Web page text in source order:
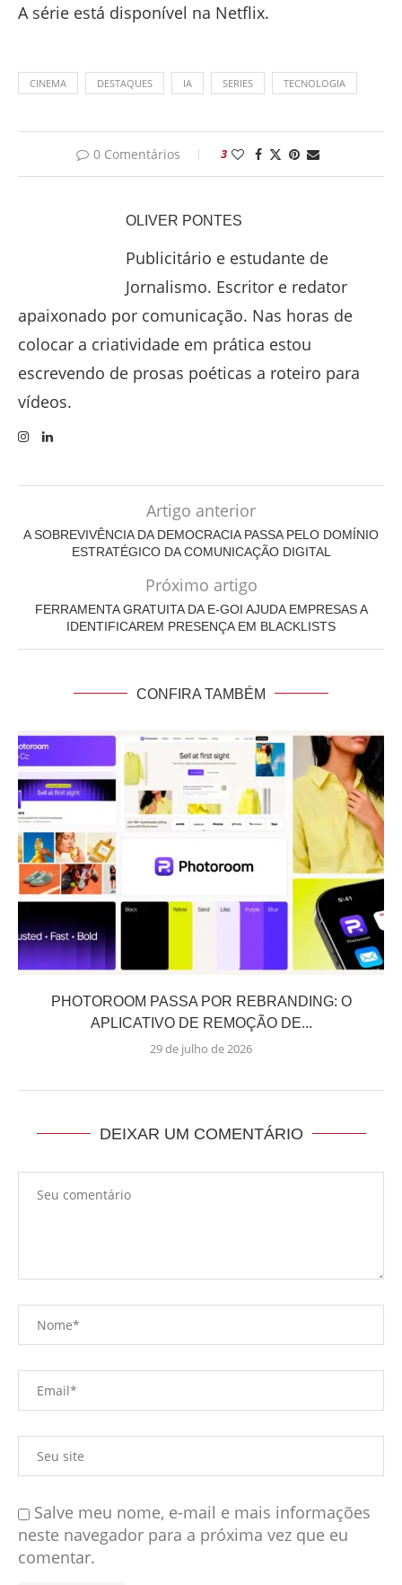
A série está disponível na Netflix.
CINEMA DESTAQUES IA SERIES TECNOLOGIA
0 Comentários 3
OLIVER PONTES
Publicitário e estudante de
Jornalismo. Escritor e redator
apaixonado por comunicação. Nas horas de
colocar a criatividade em prática estou
escrevendo de prosas poéticas a roteiro para
vídeos.
Artigo anterior
A SOBREVIVÊNCIA DA DEMOCRACIA PASSA PELO DOMÍNIO
ESTRATÉGICO DA COMUNICAÇÃO DIGITAL
Próximo artigo
FERRAMENTA GRATUITA DA E-GOI AJUDA EMPRESAS A
IDENTIFICAREM PRESENÇA EM BLACKLISTS
CONFIRA TAMBÉM
PHOTOROOM PASSA POR REBRANDING: O
APLICATIVO DE REMOÇÃO DE...
29 de julho de 2026
DEIXAR UM COMENTÁRIO
Salve meu nome, e-mail e mais informações
neste navegador para a próxima vez que eu
comentar.